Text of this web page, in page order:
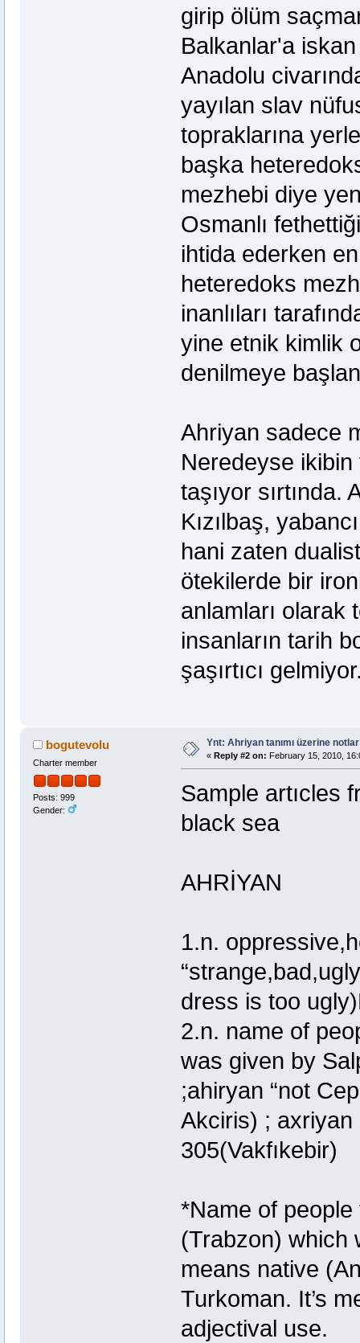
girip ölüm
Balkanlar'a
Anadolu
yayılan slav
topraklarına
başka
mezhebi diye
Osmanlı
ihtida ederken
heteredoks
inanlıları
yine etnik kimlik
denilmeye
Ahriyan sadece
Neredeyse ikibin
taşıyor sırtında.
Kızılbaş,
hani zaten
ötekilerde bir
anlamları olarak
insanların tarih
şaşırtıcı
bogutevolu
Charter member
Posts: 999
Gender:
Ynt: Ahriyan tanımı üzerine notlar
« Reply #2 on: February 15, 2010,
Sample artıcles
black sea
AHRİYAN
1.n.
dress is too
2.n. name of
was given by
;ahiryan “not
Akciris) ; axriyan
305(Vakfıkebir)
*Name of
(Trabzon) which
means native
Turkoman. It’s
adjectival use.